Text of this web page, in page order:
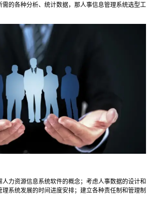
的各种分析、统计数据，那人事信息管理系统选型工
力资源信息系统软件的概念；考虑人事数据的设计和
系统发展的时间进度安排；建立各种责任制和管理制